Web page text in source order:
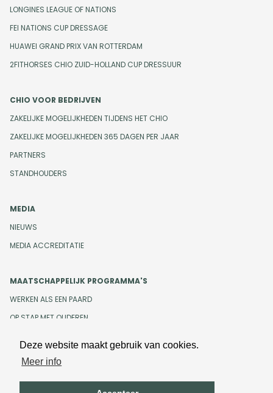
Deze website maakt gebruik van cookies.
Meer info
LONGINES LEAGUE OF NATIONS
FEI NATIONS CUP DRESSAGE
HUAWEI GRAND PRIX VAN ROTTERDAM
2FITHORSES CHIO ZUID-HOLLAND CUP DRESSUUR
CHIO VOOR BEDRIJVEN
ZAKELIJKE MOGELIJKHEDEN TIJDENS HET CHIO
ZAKELIJKE MOGELIJKHEDEN 365 DAGEN PER JAAR
PARTNERS
STANDHOUDERS
MEDIA
NIEUWS
MEDIA ACCREDITATIE
MAATSCHAPPELIJK PROGRAMMA'S
WERKEN ALS EEN PAARD
OP STAP MET OUDEREN
Design en development door